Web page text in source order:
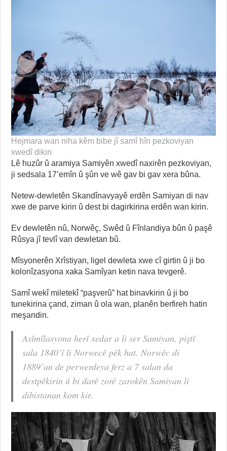
Hejmara wan niha kêm bibe jî samî hîn pezkoviyan
xwedî dikin
Lê huzûr û aramiya Samiyên xwedî naxirên pezkoviyan,
ji sedsala 17’emîn û şûn ve wê gav bi gav xera bûna.
Netew-dewletên Skandînavyayê erdên Samiyan di nav
xwe de parve kirin û dest bi dagirkirina erdên wan kirin.
Ev dewletên nû, Norwêç, Swêd û Fînlandiya bûn û paşê
Rûsya jî tevlî van dewletan bû.
Mîsyonerên Xrîstiyan, ligel dewleta xwe cî girtin û ji bo
kolonîzasyona xaka Samîyan ketin nava tevgerê.
Samî wekî miletekî “paşverû” hat binavkirin û ji bo
tunekirina çand, ziman û ola wan, planên berfireh hatin
meşandin.
Asîmîlasyona herî xedar a li ser Samiyan, piştî
sala 1840’î li Norwecê pêk hat. Norwêc di
1889’an de perwerdeya ferz a 7 salan da
destpêkirin û bi darê zorê zarokên Samiyan li
dibistanan kom kir.